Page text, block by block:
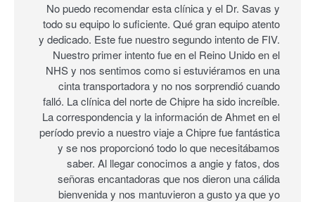
No puedo recomendar esta clínica y el Dr. Savas y
todo su equipo lo suficiente. Qué gran equipo atento
y dedicado. Este fue nuestro segundo intento de FIV.
Nuestro primer intento fue en el Reino Unido en el
NHS y nos sentimos como si estuviéramos en una
cinta transportadora y no nos sorprendió cuando
falló. La clínica del norte de Chipre ha sido increíble.
La correspondencia y la información de Ahmet en el
período previo a nuestro viaje a Chipre fue fantástica
y se nos proporcionó todo lo que necesitábamos
saber. Al llegar conocimos a angie y fatos, dos
señoras encantadoras que nos dieron una cálida
bienvenida y nos mantuvieron a gusto ya que yo